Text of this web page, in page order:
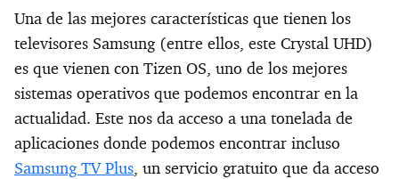
Una de las mejores características que tienen los
televisores Samsung (entre ellos, este Crystal UHD)
es que vienen con Tizen OS, uno de los mejores
sistemas operativos que podemos encontrar en la
actualidad. Este nos da acceso a una tonelada de
aplicaciones donde podemos encontrar incluso
Samsung TV Plus, un servicio gratuito que da acceso